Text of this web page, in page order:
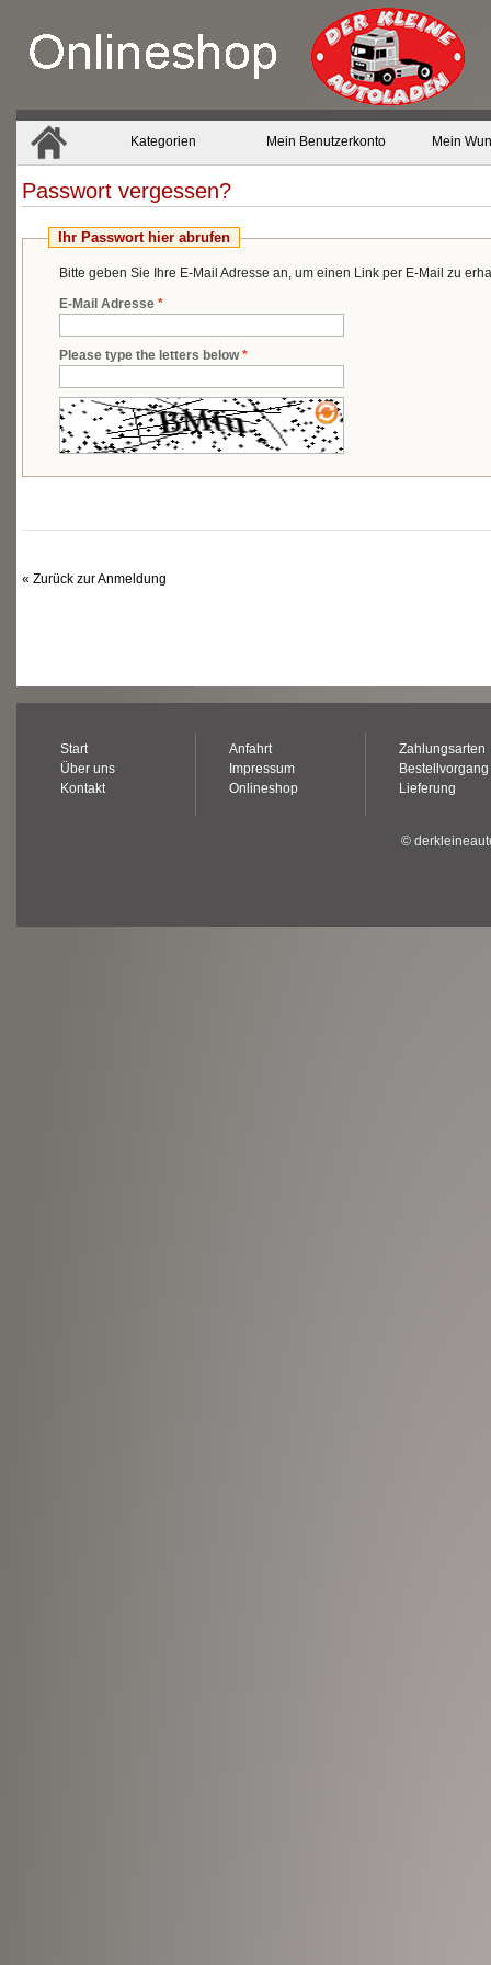
Kategorien Mein Benutzerkonto Mein
Passwort vergessen?
Ihr Passwort hier abrufen
Bitte geben Sie Ihre E-Mail Adresse an, um einen Link per E-Mail zu
*
E-Mail Adresse
*
Please type the letters below
« Zurück zur Anmeldung
Start
Über uns
Kontakt
Anfahrt
Impressum
Onlineshop
Zahlungsarten
Bestellvorgang
Lieferung
©